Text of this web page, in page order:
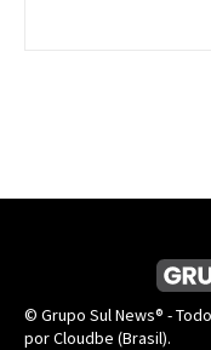
© Grupo Sul News® -
por Cloudbe (Brasil).